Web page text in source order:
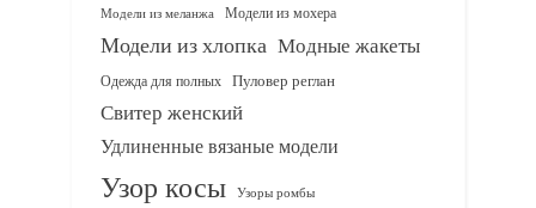
Модели из меланжа Модели из мохера
Модели из хлопка Модные жакеты
Одежда для полных Пуловер реглан
Свитер женский
Удлиненные вязаные модели
Узор косы Узоры ромбы